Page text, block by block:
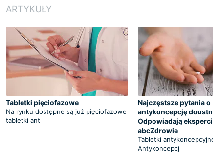
ARTYKUŁY
Tabletki pięciofazowe
Na rynku dostępne są już pięciofazowe
tabletki ant
Najczęstsze pytania o
antykoncepcję doustną.
Odpowiadają eksperci
abcZdrowie
Tabletki antykoncepcyjne
Antykoncepcj